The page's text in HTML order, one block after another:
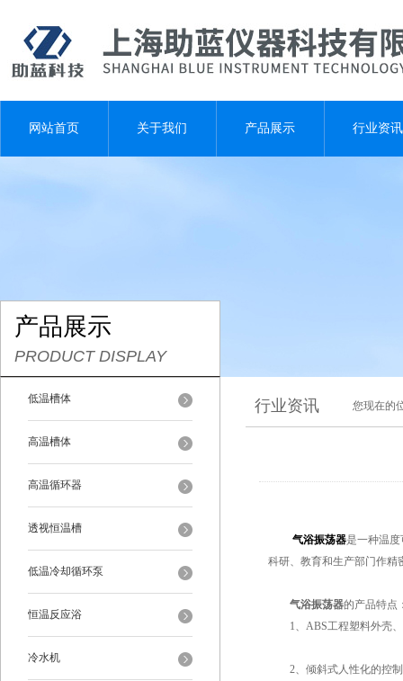
网站首页 关于我们 产品展示 行业资讯
产品展示
PRODUCT DISPLAY
低温槽体
高温槽体
高温循环器
透视恒温槽
低温冷却循环泵
恒温反应浴
冷水机
行业资讯 您现在的
气浴振荡器是一种温
科研、教育和生产部门作
气浴振荡器的产品特点
1、ABS工程塑料外壳、
2、倾斜式人性化的控制